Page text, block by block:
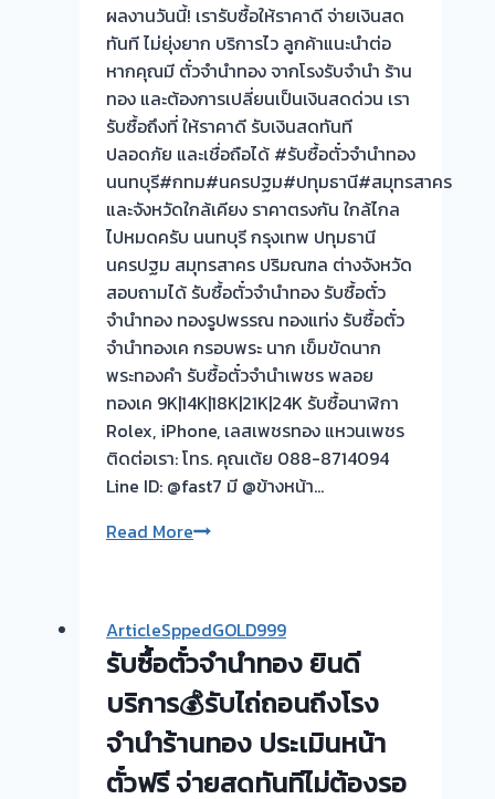
จำนำ
ร้าน
ทอง
ประเมิน
หน้า
ตั๋ว
ฟรี
จ่าย
สด
ทันที
ไม่
ต้อง
รอ
จบไว
📌
ผล
งาน
วัน
ซื้อ
ทอง
สำราญราษฎร์
กทม
🇹🇭
รับ
ตั๋ว
ผลงานวันนี้! เรารับซื้อให้ราคาดี จ่ายเงินสด
ทันที ไม่ยุ่งยาก บริการไว ลูกค้าแนะนำต่อ
หากคุณมี ตั๋วจำนำทอง จากโรงรับจำนำ ร้าน
ทอง และต้องการเปลี่ยนเป็นเงินสดด่วน เรา
รับซื้อถึงที่ ให้ราคาดี รับเงินสดทันที
ปลอดภัย และเชื่อถือได้ #รับซื้อตั๋วจำนำทอง
นนทบุรี#กทม#นครปฐม#ปทุมธานี#สมุทรสาคร
และจังหวัดใกล้เคียง ราคาตรงกัน ใกล้ไกล
ไปหมดครับ นนทบุรี กรุงเทพ ปทุมธานี
นครปฐม สมุทรสาคร ปริมณฑล ต่างจังหวัด
สอบถามได้ รับซื้อตั๋วจำนำทอง รับซื้อตั๋ว
จำนำทอง ทองรูปพรรณ ทองแท่ง รับซื้อตั๋ว
จำนำทองเค กรอบพระ นาก เข็มขัดนาก
พระทองคำ รับซื้อตั๋วจำนำเพชร พลอย
ทองเค 9K|14K|18K|21K|24K รับซื้อนาฬิกา
Rolex, iPhone, เลสเพชรทอง แหวนเพชร
ติดต่อเรา: โทร. คุณเต้ย 088-8714094
Line ID: @fast7 มี @ข้างหน้า…
Read Moreรับ
ทอง
|
รับ
ซื้อ
ตั๋ว
จำนำ
ArticleSppedGOLD999
รับซื้อตั๋วจำนำทอง ยินดี
บริการ💰รับไถ่ถอนถึงโรง
จำนำร้านทอง ประเมินหน้า
ตั๋วฟรี จ่ายสดทันทีไม่ต้องรอ